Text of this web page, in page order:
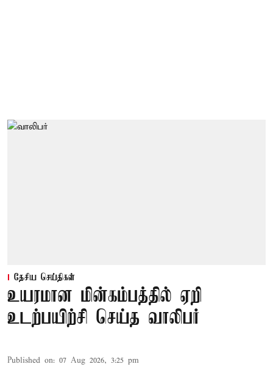
தேசிய செய்திகள்
உயரமான மின்கம்பத்தில் ஏறி
உடற்பயிற்சி செய்த வாலிபர்
Published on: 07 Aug 2026, 3:25 pm